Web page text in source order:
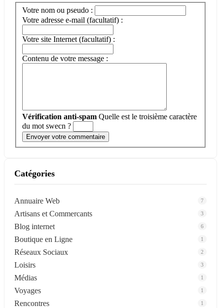
Votre nom ou pseudo :
Votre adresse e-mail (facultatif) :
Votre site Internet (facultatif) :
Contenu de votre message :
Vérification anti-spam Quelle est le troisième caractère
du mot swecn ?
Catégories
Annuaire Web 7
Artisans et Commercants 3
Blog internet 6
Boutique en Ligne 1
Réseaux Sociaux 2
Loisirs 3
Médias 1
Voyages 1
Rencontres 1